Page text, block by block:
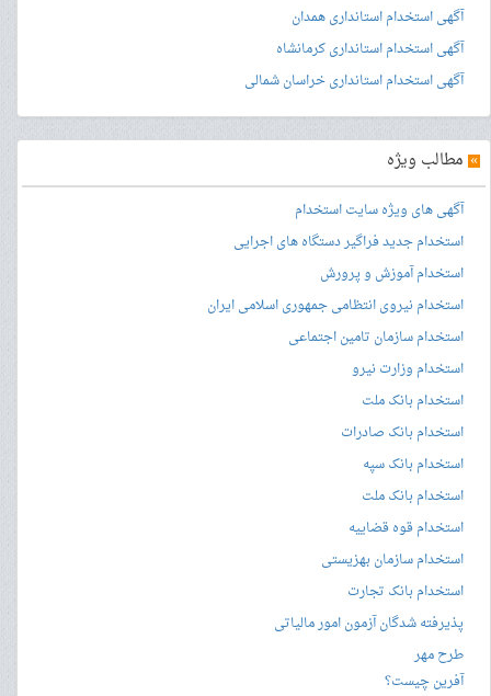
آگهی استخدام استانداری همدان
آگهی استخدام استانداری کرمانشاه
آگهی استخدام استانداری خراسان شمالی
» مطالب ویژه
آگهی های ویژه سایت استخدام
استخدام جدید فراگیر دستگاه های اجرایی
استخدام آموزش و پرورش
استخدام نیروی انتظامی جمهوری اسلامی ایران
استخدام سازمان تامین اجتماعی
استخدام وزارت نیرو
استخدام بانک ملت
استخدام بانک صادرات
استخدام بانک سپه
استخدام بانک ملت
استخدام قوه قضاییه
استخدام سازمان بهزیستی
استخدام بانک تجارت
پذیرفته شدگان آزمون امور مالیاتی
طرح مهر
آفرین چیست؟